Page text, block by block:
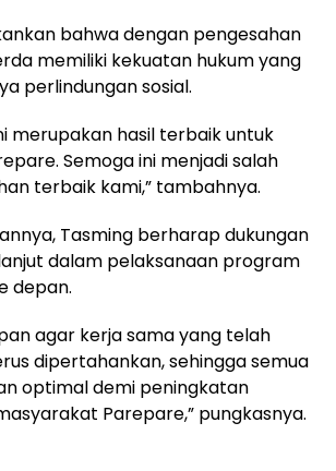
bahwa dengan pengesahan
memiliki kekuatan hukum yang
perlindungan sosial.
merupakan hasil terbaik untuk
Semoga ini menjadi salah
terbaik kami,” tambahnya.
Tasming berharap dukungan
dalam pelaksanaan program
depan.
agar kerja sama yang telah
dipertahankan, sehingga semua
optimal demi peningkatan
Parepare,” pungkasnya.